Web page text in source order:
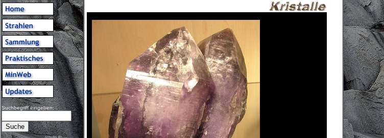
Suchbegriff eingeben: